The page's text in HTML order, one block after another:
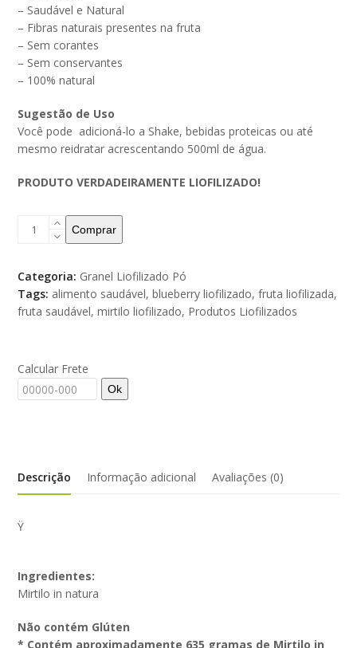
– Saudável e Natural
– Fibras naturais presentes na fruta
– Sem corantes
– Sem conservantes
– 100% natural
Sugestão de Uso
Você pode adicioná-lo a Shake, bebidas proteicas ou até
mesmo reidratar acrescentando 500ml de água.
PRODUTO VERDADEIRAMENTE LIOFILIZADO!
Comprar
Categoria: Granel Liofilizado Pó
Tags: alimento saudável,blueberry liofilizado,fruta liofilizada,
fruta saudável,mirtilo liofilizado, Produtos Liofilizados
Calcular Frete
Ok
Descrição Informação adicional Avaliações (0)
Ÿ
Ingredientes:
Mirtilo in natura
Não contém Glúten
* Contém aproximadamente 635 gramas de Mirtilo in